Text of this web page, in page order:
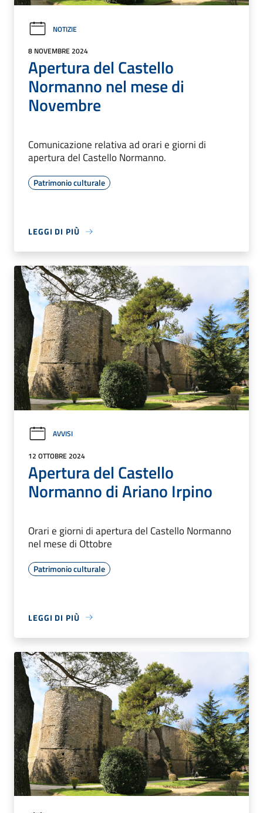
NOTIZIE
8 NOVEMBRE 2024
Apertura del Castello
Normanno nel mese di
Novembre
Comunicazione relativa ad orari e giorni di
apertura del Castello Normanno.
Patrimonio culturale
LEGGI DI PIÙ
AVVISI
12 OTTOBRE 2024
Apertura del Castello
Normanno di Ariano Irpino
Orari e giorni di apertura del Castello Normanno
nel mese di Ottobre
Patrimonio culturale
LEGGI DI PIÙ